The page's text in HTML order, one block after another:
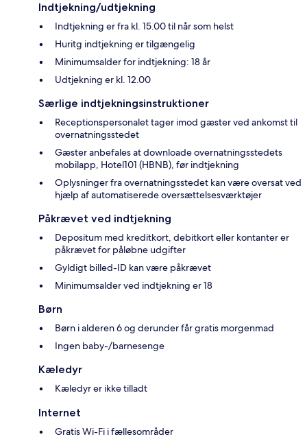
Indtjekning/udtjekning
Indtjekning er fra kl. 15.00 til når som helst
Huritg indtjekning er tilgængelig
Minimumsalder for indtjekning: 18 år
Udtjekning er kl. 12.00
Særlige indtjekningsinstruktioner
Receptionspersonalet tager imod gæster ved ankomst til
overnatningsstedet
Gæster anbefales at downloade overnatningsstedets
mobilapp, Hotel101 (HBNB), før indtjekning
Oplysninger fra overnatningsstedet kan være oversat ved
hjælp af automatiserede oversættelsesværktøjer
Påkrævet ved indtjekning
Depositum med kreditkort, debitkort eller kontanter er
påkrævet for påløbne udgifter
Gyldigt billed-ID kan være påkrævet
Minimumsalder ved indtjekning er 18
Børn
Børn i alderen 6 og derunder får gratis morgenmad
Ingen baby-/barnesenge
Kæledyr
Kæledyr er ikke tilladt
Internet
Gratis Wi-Fi i fællesområder